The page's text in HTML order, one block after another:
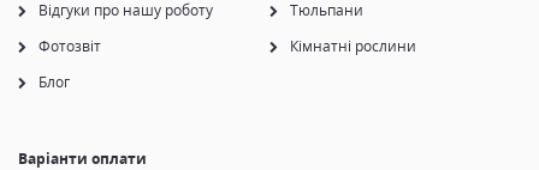
Відгуки про нашу роботу
Фотозвіт
Блог
Тюльпани
Кімнатні рослини
Варіанти оплати